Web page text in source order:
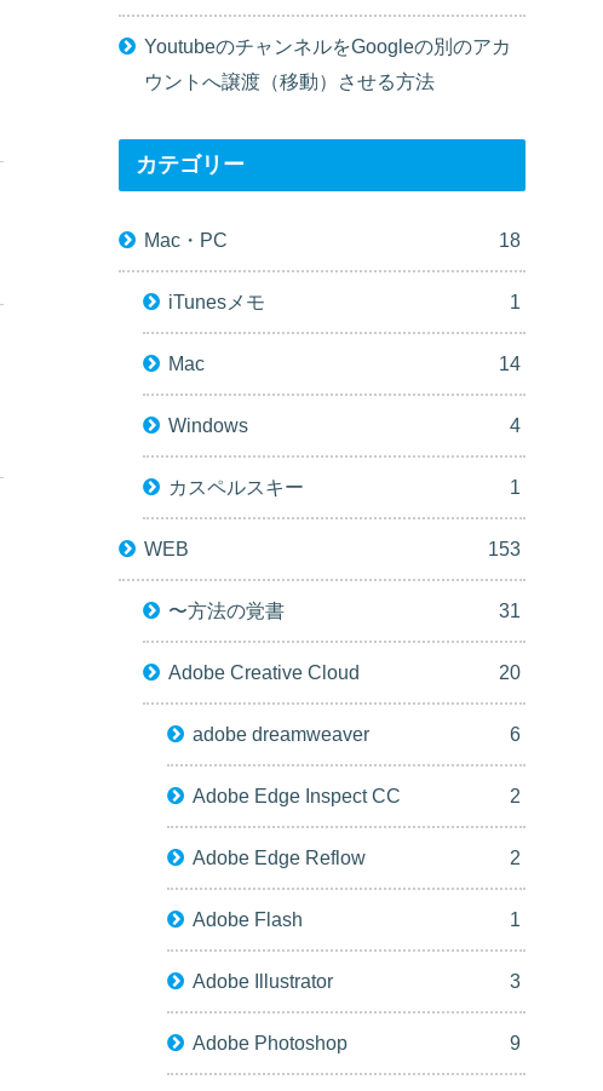
YoutubeのチャンネルをGoogleの別のアカ
ウントへ譲渡（移動）させる方法
カテゴリー
Mac・PC 18
iTunesメモ 1
Mac 14
Windows 4
カスペルスキー 1
WEB 153
〜方法の覚書 31
Adobe Creative Cloud 20
adobe dreamweaver 6
Adobe Edge Inspect CC 2
Adobe Edge Reflow 2
Adobe Flash 1
Adobe Illustrator 3
Adobe Photoshop 9